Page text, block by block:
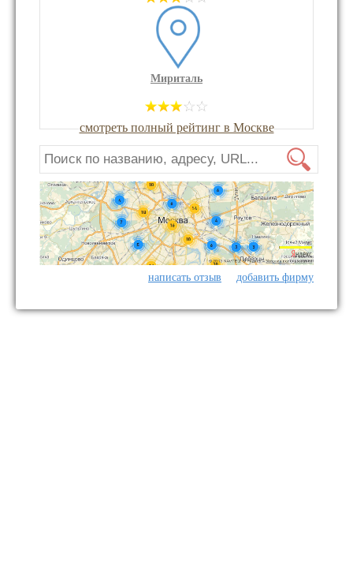
Мириталь
смотреть полный рейтинг в Москве
написать отзыв добавить фирму